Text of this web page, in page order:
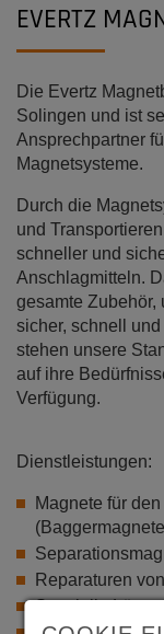
EVERTZ
Die Evertz
Solingen und ist
Ansprechpartner
Magnetsysteme.
Durch die
und
schneller und
Anschlagmitteln.
gesamte Zubehör,
sicher, schnell
stehen unsere
auf ihre
Verfügung.
Dienstleistungen:
Magnete für
Reparaturen
Spezielle